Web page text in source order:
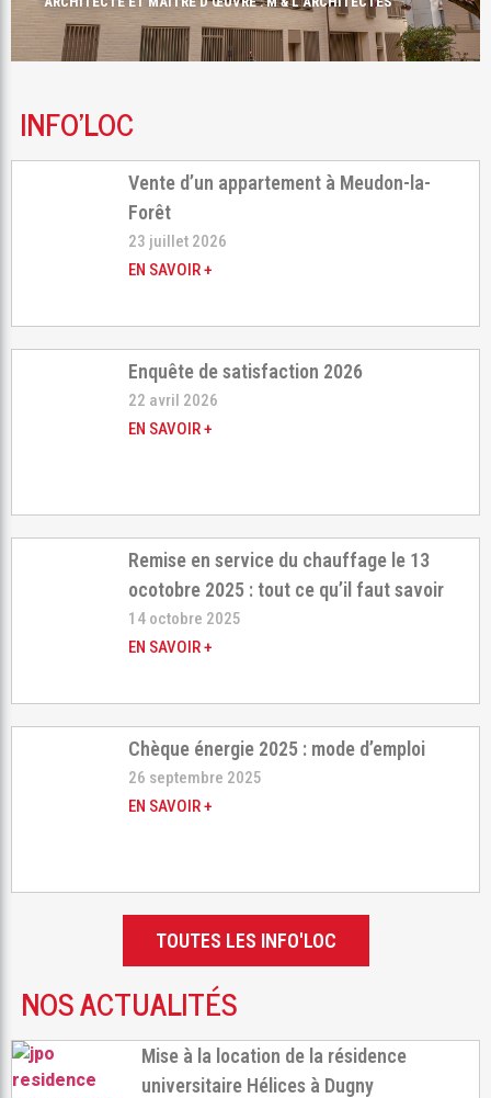
INFO'LOC
Vente d’un appartement à Meudon-la-
Forêt
23 juillet 2026
EN SAVOIR +
Enquête de satisfaction 2026
22 avril 2026
EN SAVOIR +
Remise en service du chauffage le 13
ocotobre 2025 : tout ce qu’il faut savoir
14 octobre 2025
EN SAVOIR +
Chèque énergie 2025 : mode d’emploi
26 septembre 2025
EN SAVOIR +
TOUTES LES INFO'LOC
NOS ACTUALITÉS
Mise à la location de la résidence
universitaire Hélices à Dugny